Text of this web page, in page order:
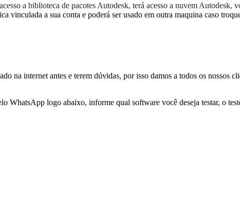
a biblioteca de pacotes Autodesk, terá acesso a nuvem Autodesk,
vinculada a sua conta e poderá ser usado em outra maquina caso
na internet antes e terem dúvidas, por isso damos a todos os nossos
WhatsApp logo abaixo, informe qual software você deseja testar, o